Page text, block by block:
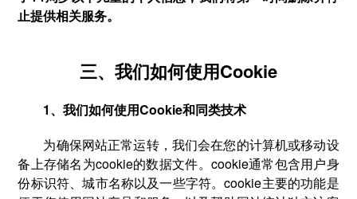
止提供相关服务。
三、我们如何使用Cookie
1、我们如何使用Cookie和同类技术
为确保网站正常运转，我们会在您的计算机或移动设
备上存储名为cookie的数据文件。cookie通常包含用户身
份标识符、城市名称以及一些字符。cookie主要的功能是